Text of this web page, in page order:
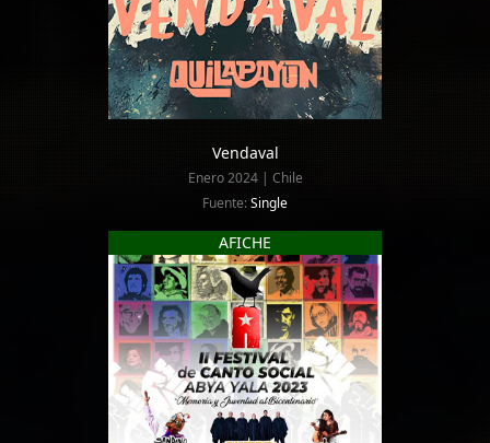
Vendaval
Enero 2024 | Chile
Fuente:Single
AFICHE